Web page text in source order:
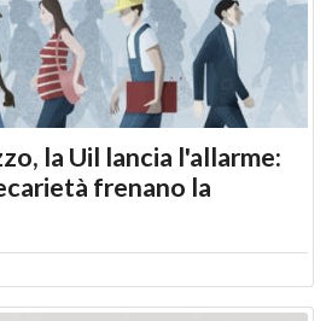
la Uil lancia l'allarme:
frenano la